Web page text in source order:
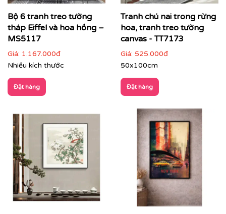
cảm giác rộng và sang trọng
Bộ 6 tranh treo tường
tháp Eiffel và hoa hồng –
MS5117
Giá: 1.167.000đ
Nhiều kích thước
Đặt hàng
Tranh chú nai trong rừng
hoa, tranh treo tường
canvas - TT7173
Giá: 525.000đ
50x100cm
Đặt hàng